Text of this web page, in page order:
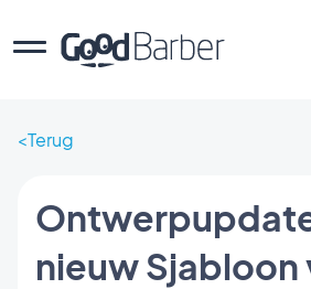
Terug
nieuw Sjabloon